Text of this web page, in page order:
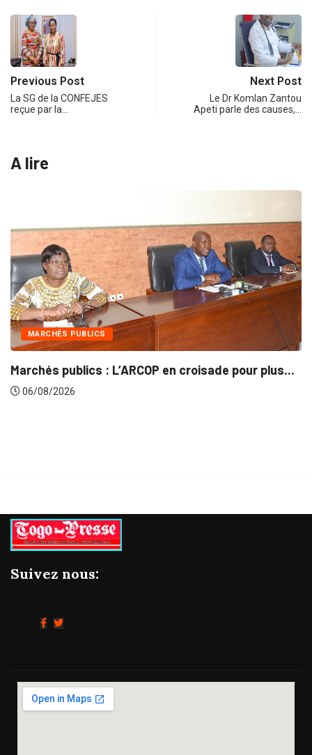
Previous Post
La SG de la CONFEJES
reçue par la…
Next Post
Le Dr Komlan Zantou
Apeti parle des causes,…
A lire
: L’ARCOP en croisade pour plus...
Gestion
Suivez nous: